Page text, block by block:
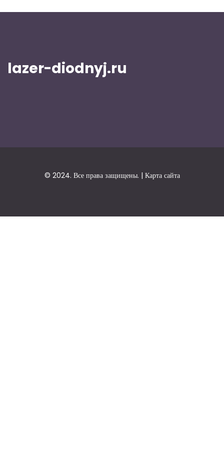
lazer-diodnyj.ru
© 2024. Все права защищены. | Карта сайта